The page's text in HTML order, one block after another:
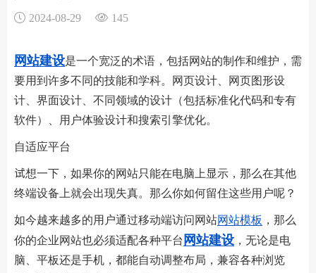
2024-08-29 145
网站建设是一个宽泛的术语，包括网站的制作和维护，需
要用到许多不同的技能和学科。网页设计、网页图形设
计、界面设计、不同领域的设计（包括标准化代码和专有
软件）、用户体验设计和搜索引擎优化。
自适应平台
试想一下，如果你的网站只能在电脑上显示，那么在其他
终端设备上就会出现失真。那么你如何留住这些用户呢？
如今越来越多的用户通过移动端访问网站网站模板
，那么
你的企业网站也必须适配各种平台 网站建设 ，无论是电
脑、平板还是手机，都能自动调整布局，兼容各种浏览